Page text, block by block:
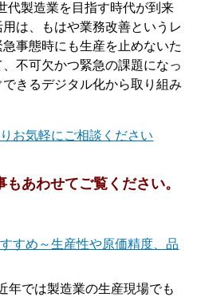
代製造業を目指す時代が到来
は、もはや業務改善というレ
事態時にも生産を止めないた
不可欠かつ緊急の課題になっ
きるデジタル化から取り組み
お気軽にご相談ください
あわせてご覧ください。
すめ～生産性や原価精度、品
年では製造業の生産現場でも